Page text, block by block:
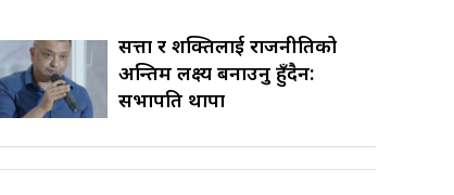
सत्ता र शक्तिलाई राजनीतिको
अन्तिम लक्ष्य बनाउनु हुँदैन:
सभापति थापा